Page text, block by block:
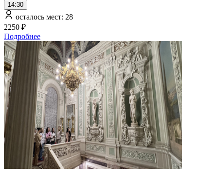
14:30
осталось мест: 28
2250 ₽
Подробнее